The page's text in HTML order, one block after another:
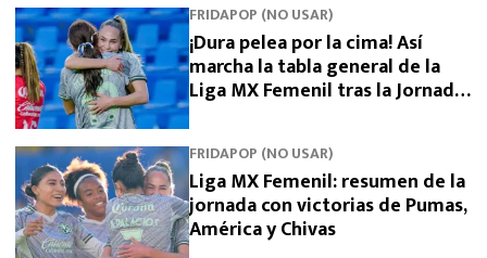
FRIDAPOP (NO USAR)
¡Dura pelea por la cima! Así
marcha la tabla general de la
Liga MX Femenil tras la Jornada
FRIDAPOP (NO USAR)
Liga MX Femenil: resumen de la
jornada con victorias de Pumas,
América y Chivas